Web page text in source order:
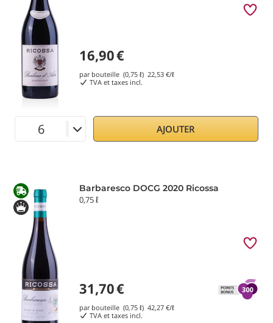
16,90€
par bouteille (0,75 ℓ) 22,53 €/ℓ
TVA et taxes incl.
AJOUTER
Barbaresco DOCG 2020 Ricossa
0,75 ℓ
31,70€
par bouteille (0,75 ℓ) 42,27 €/ℓ
TVA et taxes incl.